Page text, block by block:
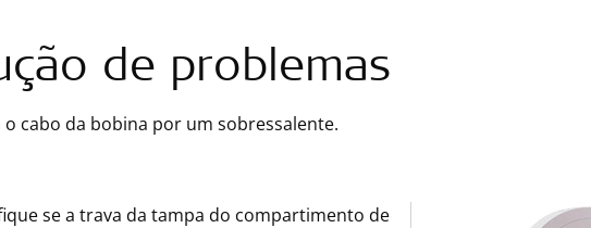
de problemas
cabo da bobina por um sobressalente.
se a trava da tampa do compartimento de